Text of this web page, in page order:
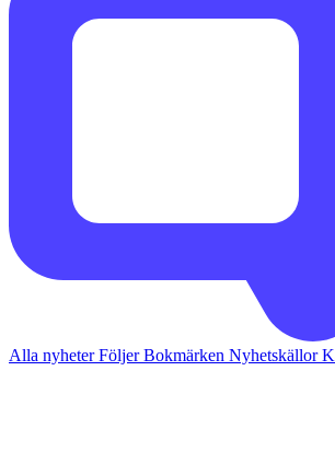
Alla nyheterFöljerBokmärken Nyhetskällor